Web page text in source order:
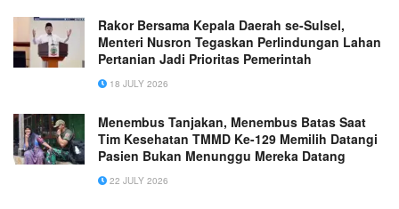
Rakor Bersama Kepala Daerah se-Sulsel,
Menteri Nusron Tegaskan Perlindungan Lahan
Pertanian Jadi Prioritas Pemerintah
18 JULY 2026
Menembus Tanjakan, Menembus Batas Saat
Tim Kesehatan TMMD Ke-129 Memilih Datangi
Pasien Bukan Menunggu Mereka Datang
22 JULY 2026